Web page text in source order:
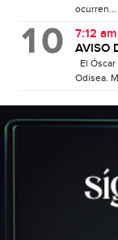
ocurren...
7:12 am
AVISO
El
Odisea.